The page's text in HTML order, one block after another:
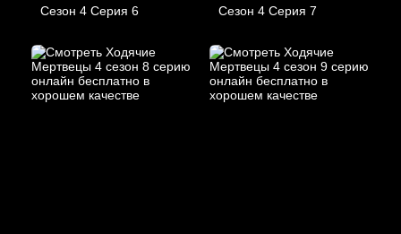
Сезон 4 Серия 6 Сезон 4 Серия 7